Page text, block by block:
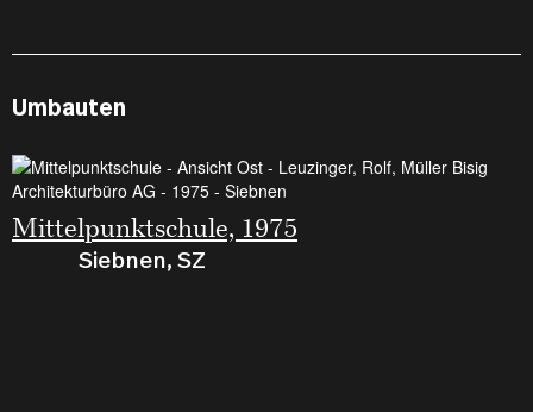
Umbauten
Mittelpunktschule, 1975
Siebnen, SZ